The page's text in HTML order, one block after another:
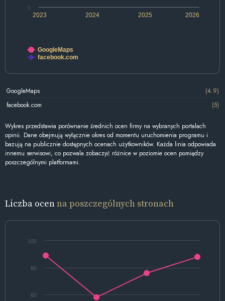
2024 2026
2023 2025
1
GoogleMaps
facebook.com
GoogleMaps
(4.9)
facebook.com
(5)
Wykres przedstawia porównanie średnich ocen firmy na wybranych portalach
opinii. Dane obejmują wyłącznie okres od momentu uruchomienia programu i
bazują na publicznie dostępnych ocenach użytkowników. Każda linia odpowiada
innemu serwisowi, co pozwala zobaczyć różnice w poziomie ocen pomiędzy
poszczególnymi platformami.
Liczba ocenna poszczególnych stronach
60
80
100